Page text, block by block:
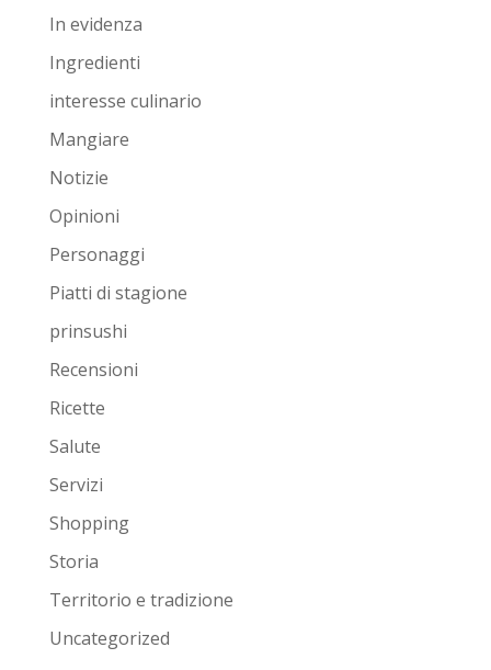
In evidenza
Ingredienti
interesse culinario
Mangiare
Notizie
Opinioni
Personaggi
Piatti di stagione
prinsushi
Recensioni
Ricette
Salute
Servizi
Shopping
Storia
Territorio e tradizione
Uncategorized